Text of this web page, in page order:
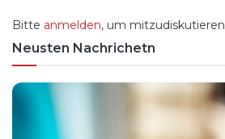
Bitte anmelden, um mitzudiskutieren
Neusten Nachrichetn